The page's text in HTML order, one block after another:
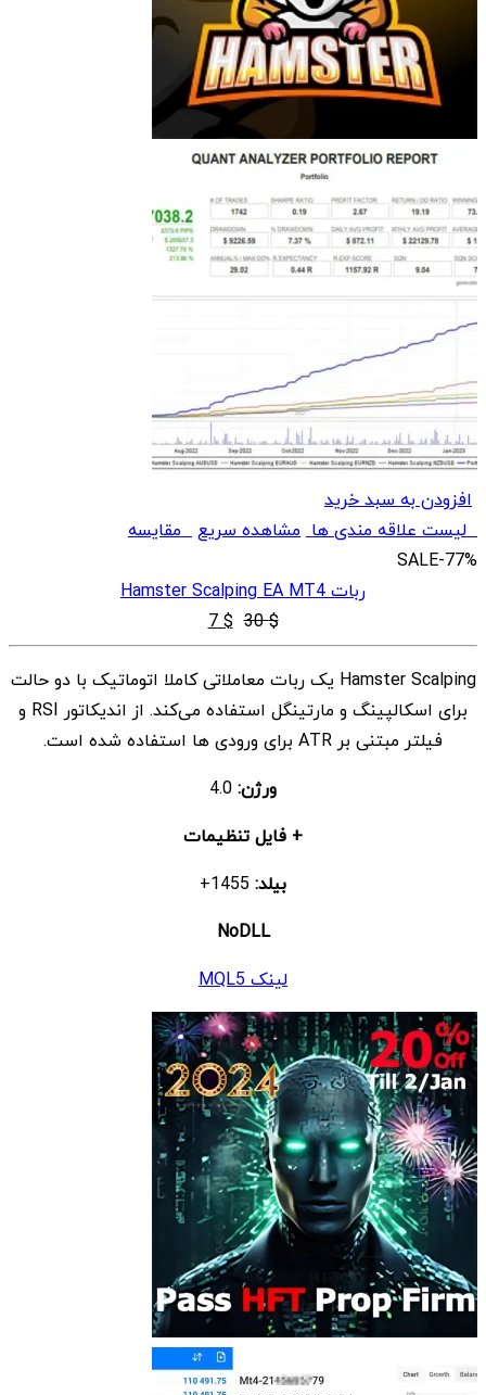
افزودن به سبد خرید
لیست علاقه مندی ها مشاهده سریعمقایسه
SALE-77%
ربات Hamster Scalping EA MT4
$
30
قیمت
اصلی
$ 30
بود.
$
7 قیمت
فعلی
$ 7
است.
Hamster Scalping یک ربات معاملاتی کاملا اتوماتیک با دو حالت
برای اسکالپینگ و مارتینگل استفاده می‌کند. از اندیکاتور RSI و
فیلتر مبتنی بر ATR برای ورودی ها استفاده شده است.
ورژن:
+ فایل تنظیمات
بیلد:
NoDLL
لینک MQL5